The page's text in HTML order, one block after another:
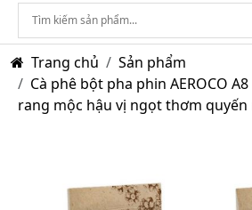
Trang chủ
Sản phẩm
Cà phê bột pha phin AEROCO
rang mộc hậu vị ngọt thơm